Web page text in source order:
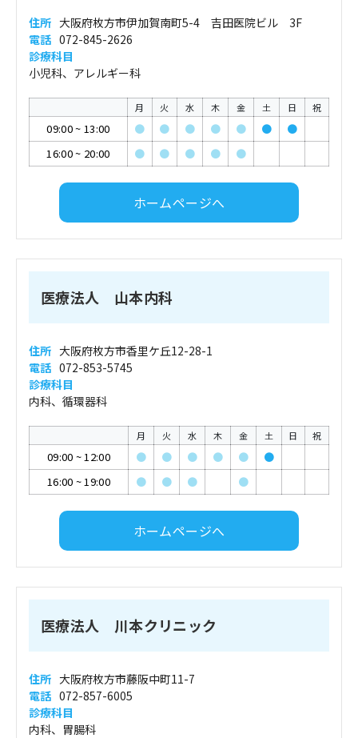
住所 大阪府枚方市伊加賀南町5-4 吉田医院ビル 3F
電話 072-845-2626
診療科目
小児科、アレルギー科
月 火 水 木 金 土 日 祝
09:00~ 13:00 ● ● ● ● ● ●
●
16:00~ 20:00 ● ● ● ● ●
ホームページへ
医療法人 山本内科
住所 大阪府枚方市香里ケ丘12-28-1
電話 072-853-5745
診療科目
内科、循環器科
月 火 水 木 金 土 日 祝
09:00 ~12:00 ● ● ● ● ●
●
16:00 ~19:00 ● ● ● ●
ホームページへ
医療法人 川本クリニック
住所 大阪府枚方市藤阪中町11-7
電話 072-857-6005
診療科目
内科、胃腸科